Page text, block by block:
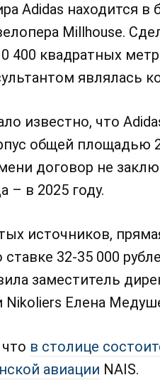
Adidas находится в
Millhouse.
квадратных
являлась
известно, что
общей площадью
договор не
– в 2025 году.
источников,
32-35 000
заместитель
Елена
в столице
авиации NAIS.